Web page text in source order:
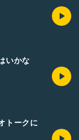
いかな
トークに